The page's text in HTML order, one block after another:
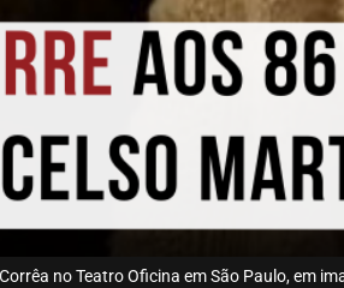
no Teatro Oficina em São Paulo, em